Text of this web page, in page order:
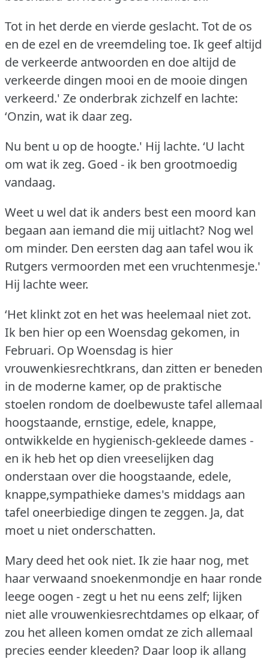
Tot in het derde en vierde geslacht. Tot de os
en de ezel en de vreemdeling toe. Ik geef altijd
de verkeerde antwoorden en doe altijd de
verkeerde dingen mooi en de mooie dingen
verkeerd.' Ze onderbrak zichzelf en lachte:
‘Onzin, wat ik daar zeg.
Nu bent u op de hoogte.' Hij lachte. ‘U lacht
om wat ik zeg. Goed - ik ben grootmoedig
vandaag.
Weet u wel dat ik anders best een moord kan
begaan aan iemand die mij uitlacht? Nog wel
om minder. Den eersten dag aan tafel wou ik
Rutgers vermoorden met een vruchtenmesje.'
Hij lachte weer.
‘Het klinkt zot en het was heelemaal niet zot.
Ik ben hier op een Woensdag gekomen, in
Februari. Op Woensdag is hier
vrouwenkiesrechtkrans, dan zitten er beneden
in de moderne kamer, op de praktische
stoelen rondom de doelbewuste tafel allemaal
hoogstaande, ernstige, edele, knappe,
ontwikkelde en hygienisch-gekleede dames -
en ik heb het op dien vreeselijken dag
onderstaan over die hoogstaande, edele,
knappe,sympathieke dames's middags aan
tafel oneerbiedige dingen te zeggen. Ja, dat
moet u niet onderschatten.
Mary deed het ook niet. Ik zie haar nog, met
haar verwaand snoekenmondje en haar ronde
leege oogen - zegt u het nu eens zelf; lijken
niet alle vrouwenkiesrechtdames op elkaar, of
zou het alleen komen omdat ze zich allemaal
precies eender kleeden? Daar loop ik allang